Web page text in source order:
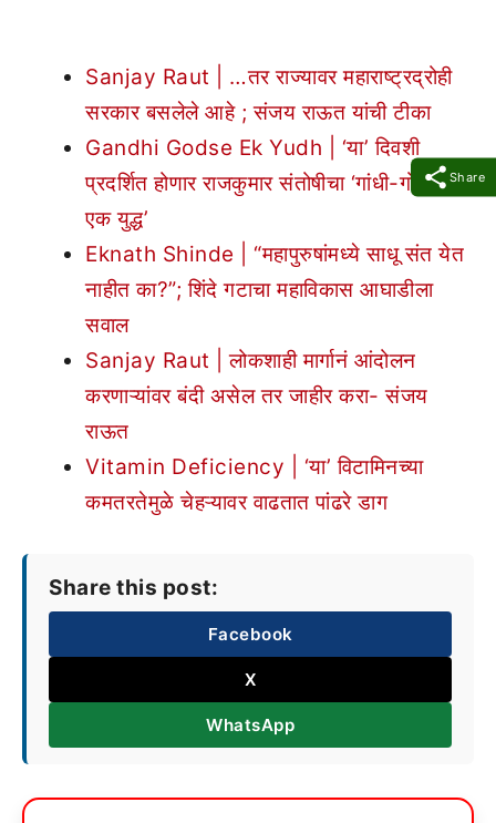
Share
Sanjay Raut | …तर राज्यावर महाराष्ट्रद्रोही
सरकार बसलेले आहे ; संजय राऊत यांची टीका
Gandhi Godse Ek Yudh | ‘या’ दिवशी
प्रदर्शित होणार राजकुमार संतोषीचा ‘गांधी-गोडसे
एक युद्ध’
Eknath Shinde | “महापुरुषांमध्ये साधू संत येत
नाहीत का?”; शिंदे गटाचा महाविकास आघाडीला
सवाल
Sanjay Raut | लोकशाही मार्गानं आंदोलन
करणाऱ्यांवर बंदी असेल तर जाहीर करा- संजय
राऊत
Vitamin Deficiency | ‘या’ विटामिनच्या
कमतरतेमुळे चेहऱ्यावर वाढतात पांढरे डाग
Share this post:
Facebook
X
WhatsApp